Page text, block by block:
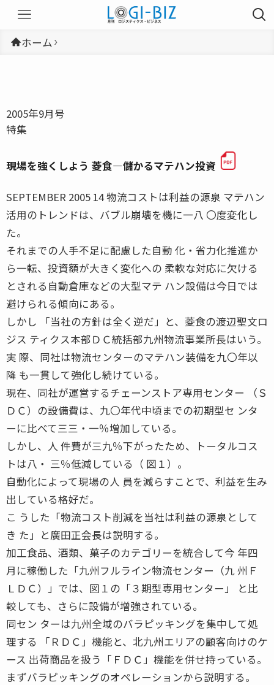
ホーム
2005年9月号
特集
現場を強くしよう 菱食―儲かるマテハン投資
SEPTEMBER 2005 14 物流コストは利益の源泉 マテハン
活用のトレンドは、バブル崩壊を機に一八 〇度変化し
た。
それまでの人手不足に配慮した自動 化・省力化推進か
ら一転、投資額が大きく変化への 柔軟な対応に欠ける
とされる自動倉庫などの大型マテ ハン設備は今日では
避けられる傾向にある。
しかし 「当社の方針は全く逆だ」と、菱食の渡辺聖文ロ
ジス ティクス本部ＤＣ統括部九州物流事業所長はいう。
実 際、同社は物流センターのマテハン装備を九〇年以
降 も一貫して強化し続けている。
現在、同社が運営するチェーンストア専用センター （Ｓ
ＤＣ）の設備費は、九〇年代中頃までの初期型セ ンタ
ーに比べて三三・一％増加している。
しかし、人 件費が三九％下がったため、トータルコス
トは八・ 三％低減している（ 図１）。
自動化によって現場の人 員を減らすことで、利益を生み
出している格好だ。
こ うした「物流コスト削減を当社は利益の源泉として
き た」と廣田正会長は説明する。
加工食品、酒類、菓子のカテゴリーを統合して今 年四
月に稼働した「九州フルライン物流センター（九 州Ｆ
ＬＤＣ）」では、図１の「３期型専用センター」 と比
較しても、さらに設備が増強されている。
同セン ターは九州全域のバラピッキングを集中して処
理する 「ＲＤＣ」機能と、北九州エリアの顧客向けのケ
ース 出荷商品を扱う「ＦＤＣ」機能を併せ持っている。
まずバラピッキングのオペレーションから説明する。